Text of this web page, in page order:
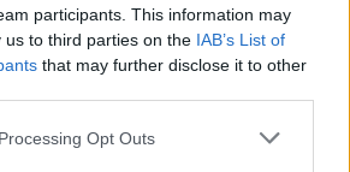
participants. This information may
us to third parties on the IAB’s List of
that may further disclose it to other
website/app uses one or more Google
Opt Outs